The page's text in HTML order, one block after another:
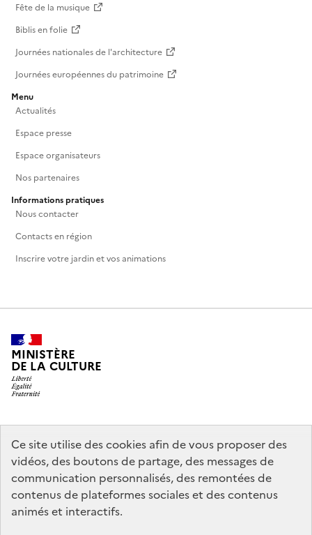
Ce site utilise des cookies afin de vous proposer des
vidéos, des boutons de partage, des messages de
communication personnalisés, des remontées de
contenus de plateformes sociales et des contenus
animés et interactifs.
Fête de la musique
Biblis en folie
Journées nationales de l'architecture
Journées européennes du patrimoine
Menu
Actualités
Espace presse
Espace organisateurs
Nos partenaires
Informations pratiques
Nous contacter
Contacts en région
Inscrire votre jardin et vos animations
MINISTÈRE
DE LA CULTURE
legifrance.gouv.fr
info.gouv.fr
service-public.gouv.fr
data.gouv.fr